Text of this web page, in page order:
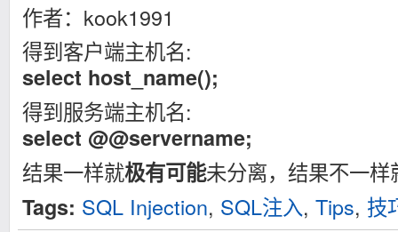
作者：kook1991
得到客户端主机名:
select host_name();
得到服务端主机名:
select @@servername;
结果一样就极有可能未分离，结果不一样
Tags: SQL Injection, SQL注入, Tips, 技